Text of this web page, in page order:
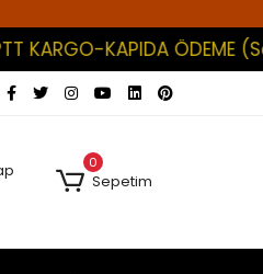
KAPIDA ÖDEME
0
Sepetim